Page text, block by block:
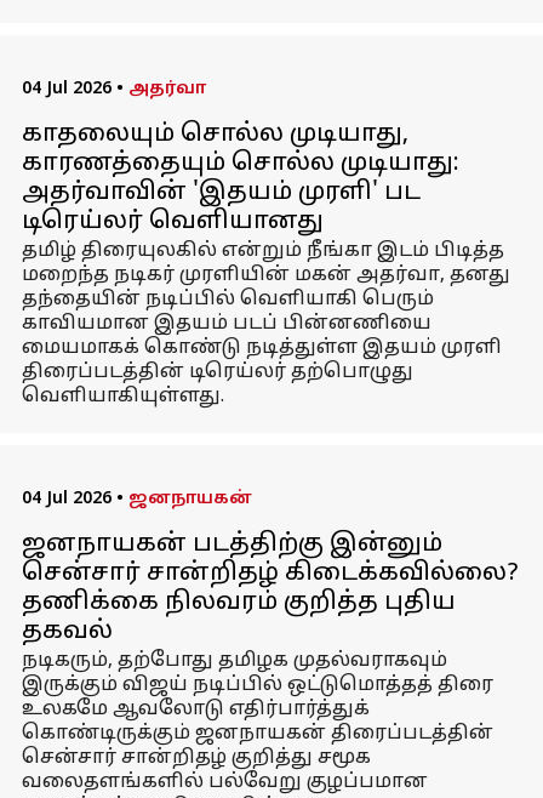
04 Jul 2026 • அதர்வா
காதலையும் சொல்ல முடியாது,
காரணத்தையும் சொல்ல முடியாது:
அதர்வாவின் 'இதயம் முரளி' பட
டிரெய்லர் வெளியானது
தமிழ் திரையுலகில் என்றும் நீங்கா இடம் பிடித்த
மறைந்த நடிகர் முரளியின் மகன் அதர்வா, தனது
தந்தையின் நடிப்பில் வெளியாகி பெரும்
காவியமான இதயம் படப் பின்னணியை
மையமாகக் கொண்டு நடித்துள்ள இதயம் முரளி
திரைப்படத்தின் டிரெய்லர் தற்பொழுது
வெளியாகியுள்ளது.
04 Jul 2026 • ஜனநாயகன்
ஜனநாயகன் படத்திற்கு இன்னும்
சென்சார் சான்றிதழ் கிடைக்கவில்லை?
தணிக்கை நிலவரம் குறித்த புதிய
தகவல்
நடிகரும், தற்போது தமிழக முதல்வராகவும்
இருக்கும் விஜய் நடிப்பில் ஒட்டுமொத்தத் திரை
உலகமே ஆவலோடு எதிர்பார்த்துக்
கொண்டிருக்கும் ஜனநாயகன் திரைப்படத்தின்
சென்சார் சான்றிதழ் குறித்து சமூக
வலைதளங்களில் பல்வேறு குழப்பமான